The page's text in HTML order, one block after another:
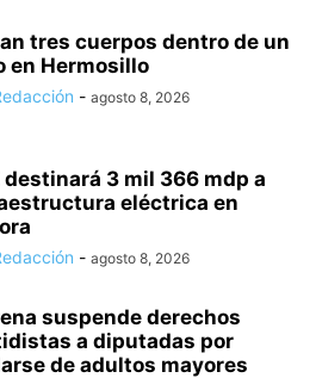
tres cuerpos dentro de un
en Hermosillo
- agosto 8, 2026
destinará 3 mil 366 mdp a
eléctrica en
- agosto 8, 2026
suspende derechos
a diputadas por
de adultos mayores